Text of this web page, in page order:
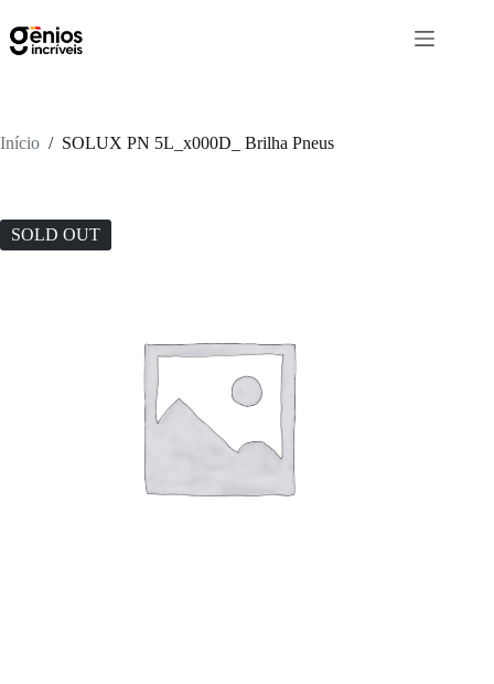
Início / SOLUX PN 5L_x000D_ Brilha Pneus
SOLD OUT